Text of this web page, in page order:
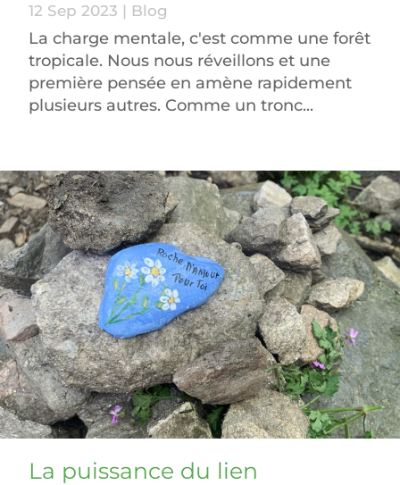
12 Sep 2023 | Blog
La charge mentale, c'est comme une forêt
tropicale. Nous nous réveillons et une
première pensée en amène rapidement
plusieurs autres. Comme un tronc...
La puissance du lien